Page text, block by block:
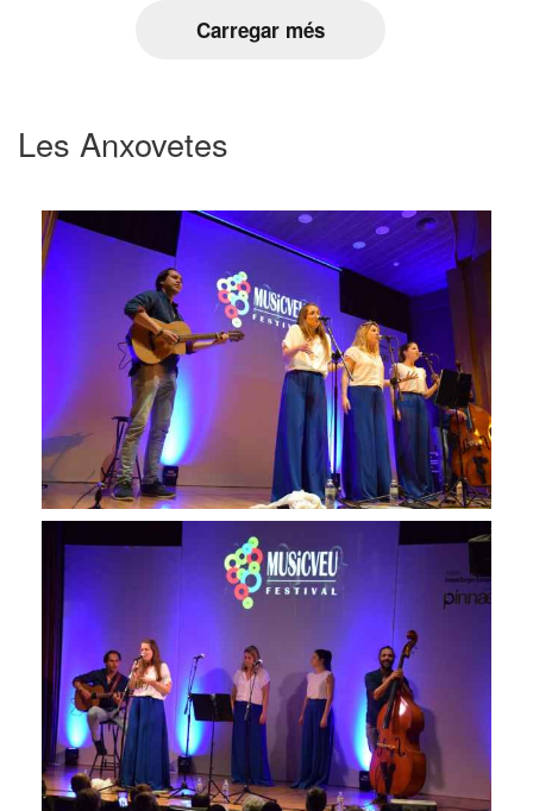
Carregar més
Les Anxovetes